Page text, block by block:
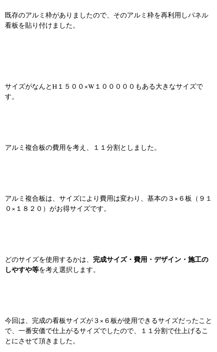
既存のアルミ枠がありましたので、そのアルミ枠を再利用しパネル
看板を貼り付けました。
サイズがなんとH１５００×W１０００００もある大きなサイズで
す。
アルミ複合板の費用を考え、１１分割としました。
アルミ複合板は、サイズにより費用は変わり、基本の３×６板（９１
０×１８２０）がお得サイズです。
どのサイズを使用するかは、 完成サイズ・費用・デザイン・施工の
しやすや等を考え選択します。
今回は、完成の看板サイズが３×６板が使用できるサイズだったこと
で、一番安価で仕上がるサイズでしたので、１１分割で仕上げるこ
とにさせて頂きました。